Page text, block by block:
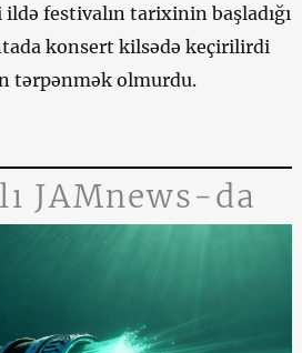
ildə festivalın tarixinin başladığı
konsert kilsədə keçirilirdi
tərpənmək olmurdu.
JAMnews-da